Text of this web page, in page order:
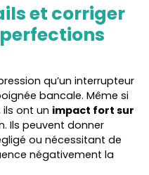
et corriger
qu’un interrupteur
bancale. Même si
ont un impact fort sur
Ils peuvent donner
ou nécessitant de
négativement la